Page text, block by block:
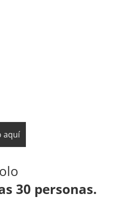
30 personas.